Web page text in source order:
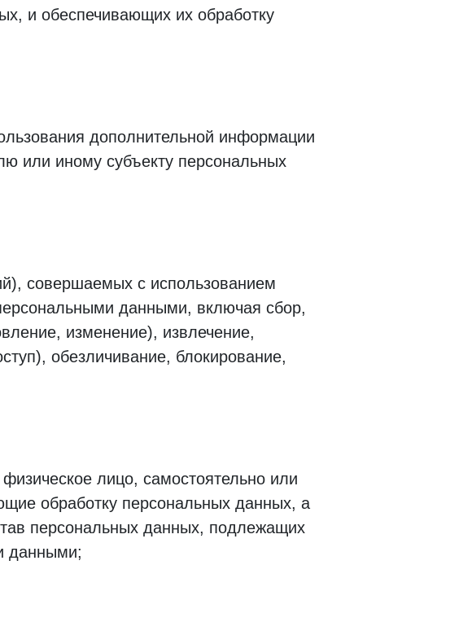
и обеспечивающих их обработку
дополнительной информации
или иному субъекту персональных
совершаемых с использованием
данными, включая сбор,
изменение), извлечение,
обезличивание, блокирование,
лицо, самостоятельно или
обработку персональных данных, а
персональных данных, подлежащих
данными;